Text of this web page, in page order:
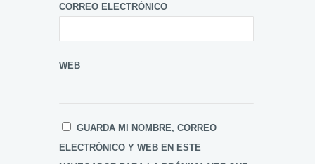
CORREO ELECTRÓNICO
WEB
GUARDA MI NOMBRE, CORREO
ELECTRÓNICO Y WEB EN ESTE